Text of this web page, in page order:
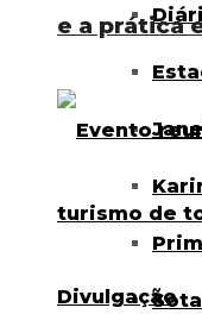
e a prática